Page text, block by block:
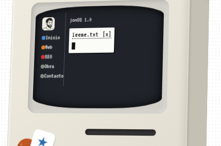
Inicio
Web
SEO
Obra
Contacto
jonOS 1.0
leeme.txt [x]